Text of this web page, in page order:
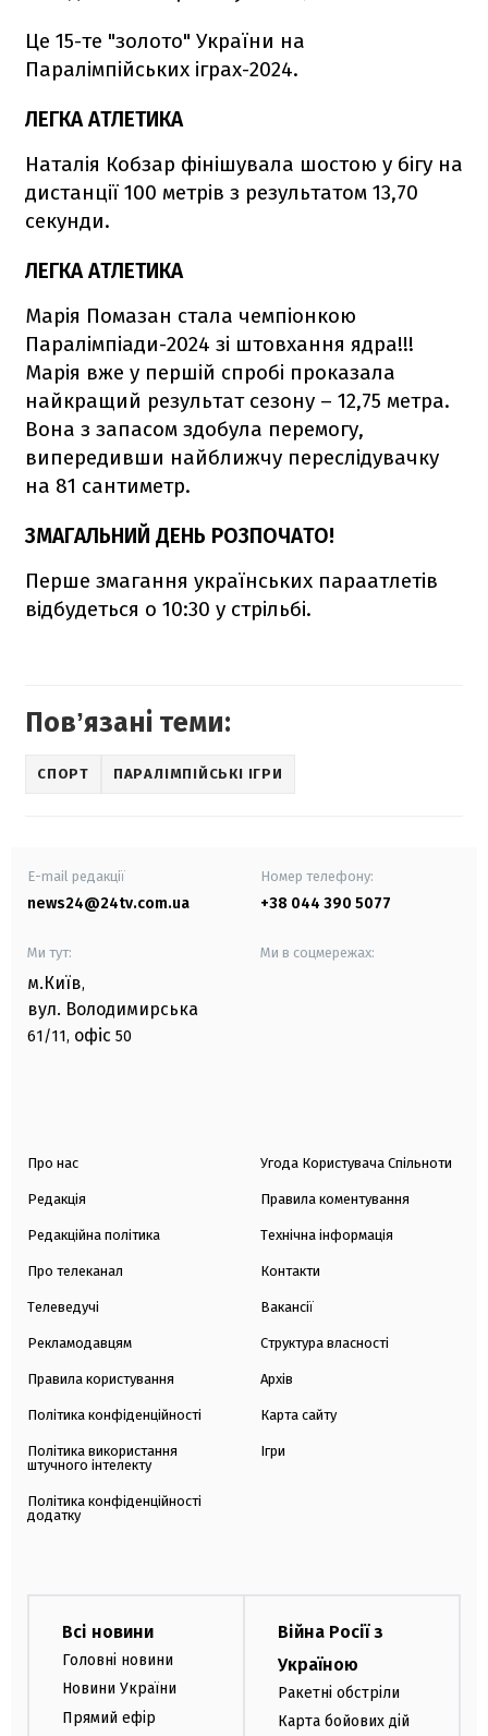
Це 15-те "золото" України на
Паралімпійських іграх-2024.
ЛЕГКА АТЛЕТИКА
Наталія Кобзар фінішувала шостою у бігу на
дистанції 100 метрів з результатом 13,70
секунди.
ЛЕГКА АТЛЕТИКА
Марія Помазан стала чемпіонкою
Паралімпіади-2024 зі штовхання ядра!!!
Марія вже у першій спробі проказала
найкращий результат сезону – 12,75 метра.
Вона з запасом здобула перемогу,
випередивши найближчу переслідувачку
на 81 сантиметр.
ЗМАГАЛЬНИЙ ДЕНЬ РОЗПОЧАТО!
Перше змагання українських параатлетів
відбудеться о 10:30 у стрільбі.
Повʼязані теми:
СПОРТ ПАРАЛІМПІЙСЬКІ ІГРИ
E-mail редакції
news24@24tv.com.ua
Номер телефону:
+38 044 390 5077
Ми тут:
м.Київ,
вул. Володимирська
61/11, офіс 50
Ми в соцмережах:
Про нас
Редакція
Редакційна політика
Про телеканал
Телеведучі
Рекламодавцям
Правила користування
Політика конфіденційності
Політика використання
штучного інтелекту
Політика конфіденційності
додатку
Угода Користувача Спільноти
Правила коментування
Технічна інформація
Контакти
Вакансії
Структура власності
Архів
Карта сайту
Ігри
Всі новини
Головні новини
Новини України
Прямий ефір
Війна Росії з
Україною
Ракетні обстріли
Карта бойових дій